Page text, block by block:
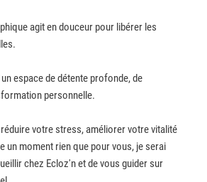
agit en douceur pour libérer les
espace de détente profonde, de
personnelle.
votre stress, améliorer votre vitalité
un moment rien que pour vous, je serai
chez Ecloz'n et de vous guider sur